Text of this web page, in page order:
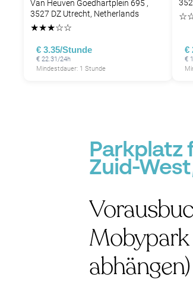
Van Heuven Goedhartplein 695 ,
3527 DZ Utrecht, Netherlands
★★★☆☆
€ 3.35/Stunde
€ 22.31/24h
Mindestdauer: 1 Stunde
☆
€
€
Parkplatz
Zuid-
Mobypark
abhängen)